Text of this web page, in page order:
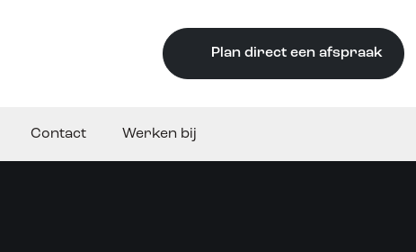
Plan direct een afspraak
Contact Werken bij